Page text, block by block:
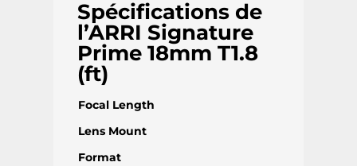
Spécifications de
l’ARRI Signature
Prime 18mm T1.8
(ft)
Focal Length
Lens Mount
Format